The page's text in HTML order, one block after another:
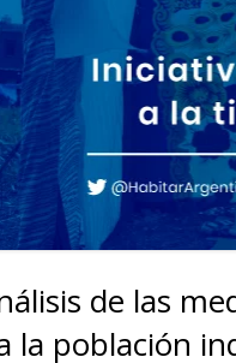
de las
la población